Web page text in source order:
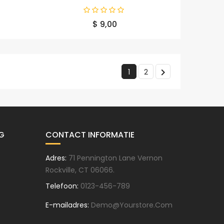
Prijs
$ 9,00
1 2 
CONTACT INFORMATIE
Adres: 71 Pennington Lane Vernon
Rockville, CT 06066.
Telefoon: 0123-456-789
E-mailadres: Demo@yourstore.com